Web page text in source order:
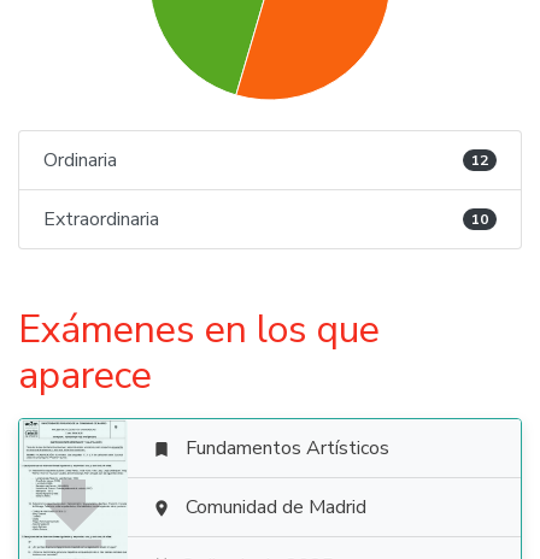
Ordinaria 12
Extraordinaria 10
Exámenes en los que
aparece

 Fundamentos Artísticos
 Comunidad de Madrid